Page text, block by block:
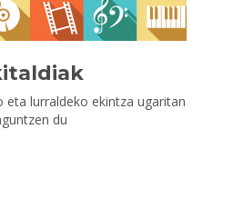
eta lurraldeko ekintza ugaritan
du